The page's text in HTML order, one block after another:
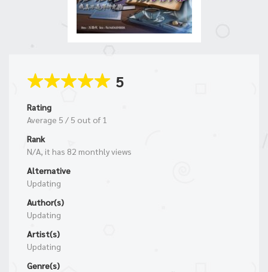
5
Rating
Average 5 / 5 out of 1
Rank
N/A, it has 82 monthly views
Alternative
Updating
Author(s)
Updating
Artist(s)
Updating
Genre(s)